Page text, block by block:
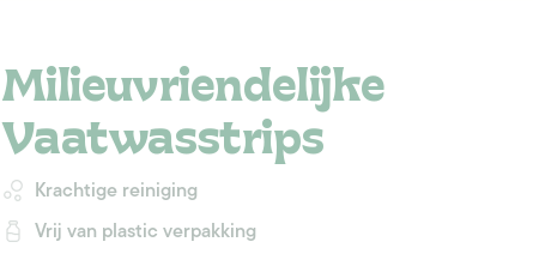
Milieuvriendelijke
Vaatwasstrips
Krachtige reiniging
Vrij van plastic verpakking